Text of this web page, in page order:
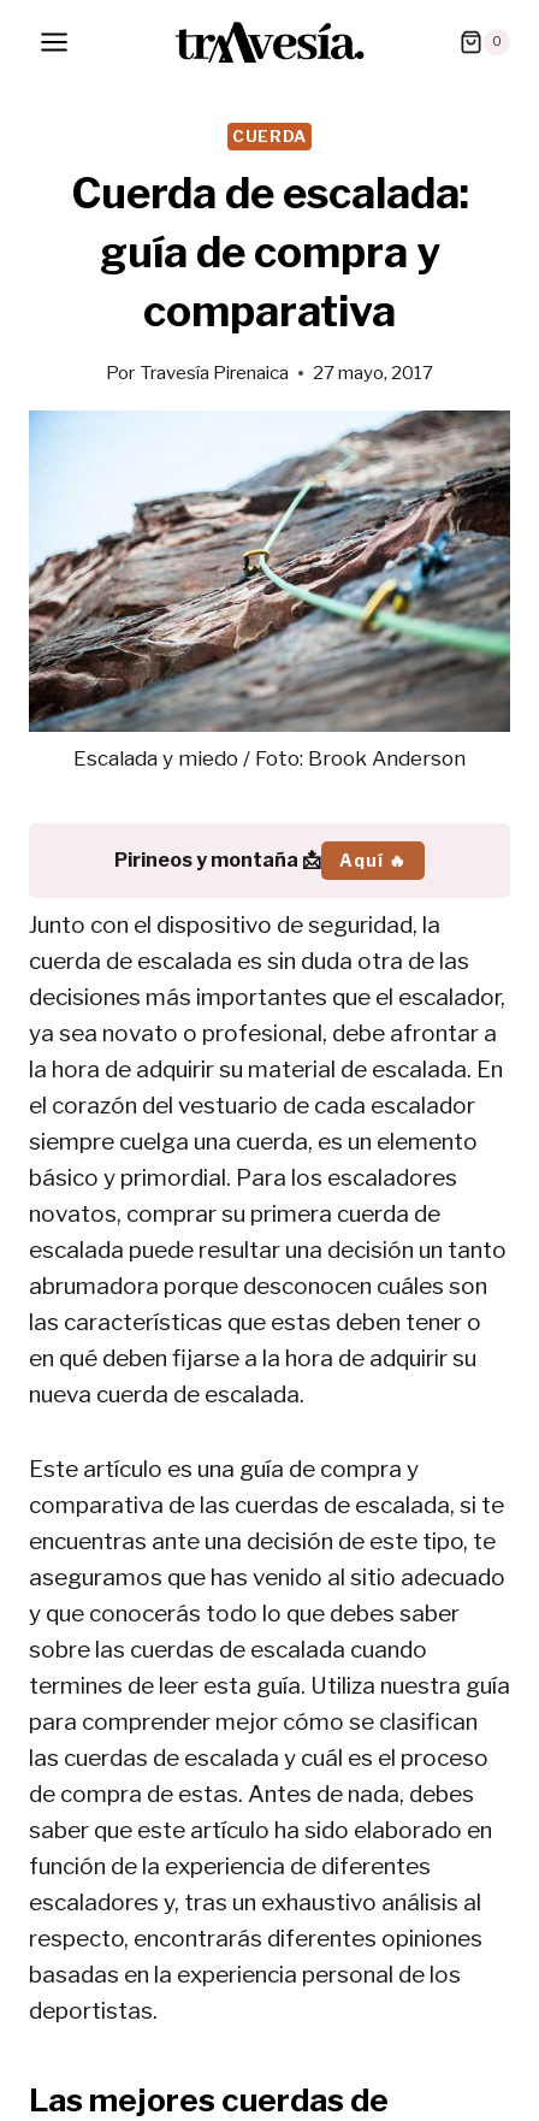
0
CUERDA
Cuerda de escalada:
guía de compra y
comparativa
Por Travesía Pirenaica 27 mayo, 2017
Escalada y miedo / Foto: Brook Anderson
Pirineos y montaña 📩 Aquí 🔥
Junto con el dispositivo de seguridad, la
cuerda de escalada es sin duda otra de las
decisiones más importantes que el escalador,
ya sea novato o profesional, debe afrontar a
la hora de adquirir su material de escalada. En
el corazón del vestuario de cada escalador
siempre cuelga una cuerda, es un elemento
básico y primordial. Para los escaladores
novatos, comprar su primera cuerda de
escalada puede resultar una decisión un tanto
abrumadora porque desconocen cuáles son
las características que estas deben tener o
en qué deben fijarse a la hora de adquirir su
nueva cuerda de escalada.
Este artículo es una guía de compra y
comparativa de las cuerdas de escalada, si te
encuentras ante una decisión de este tipo, te
aseguramos que has venido al sitio adecuado
y que conocerás todo lo que debes saber
sobre las cuerdas de escalada cuando
termines de leer esta guía. Utiliza nuestra guía
para comprender mejor cómo se clasifican
las cuerdas de escalada y cuál es el proceso
de compra de estas. Antes de nada, debes
saber que este artículo ha sido elaborado en
función de la experiencia de diferentes
escaladores y, tras un exhaustivo análisis al
respecto, encontrarás diferentes opiniones
basadas en la experiencia personal de los
deportistas.
Las mejores cuerdas de